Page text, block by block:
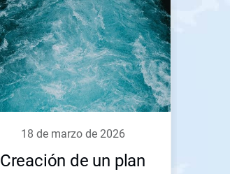
18 de marzo de 2026
Creación de un plan